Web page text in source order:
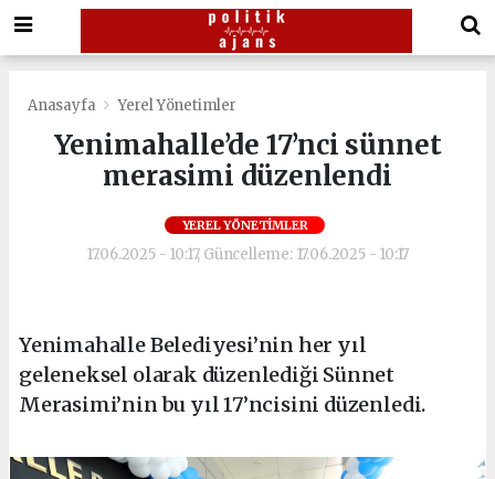
Anasayfa Yerel Yönetimler
Yenimahalle’de 17’nci sünnet
merasimi düzenlendi
YEREL YÖNETIMLER
17.06.2025 - 10:17, Güncelleme: 17.06.2025 - 10:17
Yenimahalle Belediyesi’nin her yıl
geleneksel olarak düzenlediği Sünnet
Merasimi’nin bu yıl 17’ncisini düzenledi.